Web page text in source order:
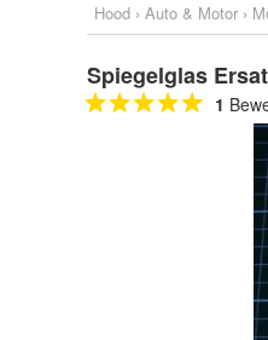
Hood › Auto & Motor ›
Spiegelglas
1